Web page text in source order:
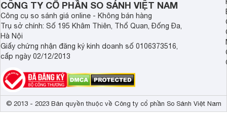
CÔNG TY CỔ PHẦN SO SÁNH VIỆT NAM
Công cụ so sánh giá online - Không bán hàng
Trụ sở chính: Số 195 Khâm Thiên, Thổ Quan, Đống Đa,
Hà Nội
Giấy chứng nhận đăng ký kinh doanh số 0106373516,
cấp ngày 02/12/2013
© 2013 - 2023 Bản quyền thuộc về Công ty cổ phần So Sánh Việt Nam